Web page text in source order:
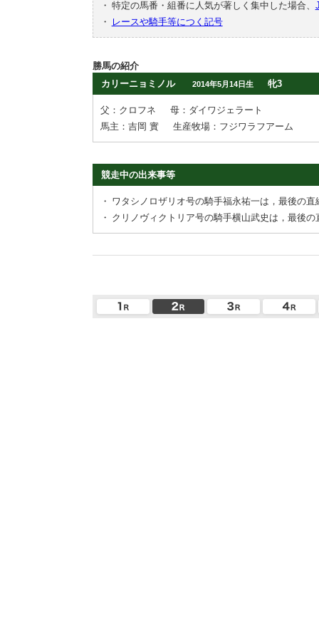
・ 特定の馬番・組番に人気が著しく集中した場合、
・
レースや騎手等につく記号
勝馬の紹介
カリーニョミノル
2014年5月14日生 牝3
父：クロフネ
母：ダイワジェラート
馬主：吉岡 實
生産牧場：フジワラフアーム
競走中の出来事等
・ ワタシノロザリオ号の騎手福永祐一は，最後の
・ クリノヴィクトリア号の騎手横山武史は，最後